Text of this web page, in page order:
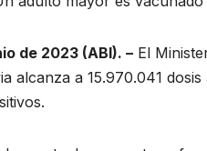
de 2023 (ABI). – El
alcanza a 15.970.041